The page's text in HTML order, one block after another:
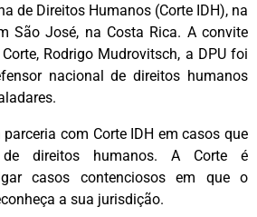
de Direitos Humanos (Corte IDH), na
São José, na Costa Rica. A convite
Rodrigo Mudrovitsch, a DPU foi
nacional de direitos humanos
com Corte IDH em casos que
de direitos humanos. A Corte é
casos contenciosos em que o
a sua jurisdição.